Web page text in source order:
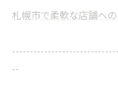
札幌市で柔軟な店舗へ
--